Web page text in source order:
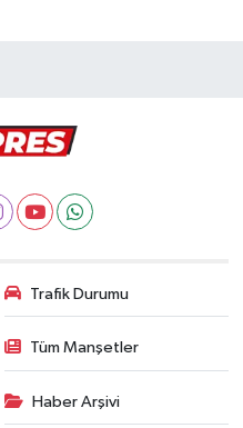
Trafik Durumu
Tüm Manşetler
Haber Arşivi